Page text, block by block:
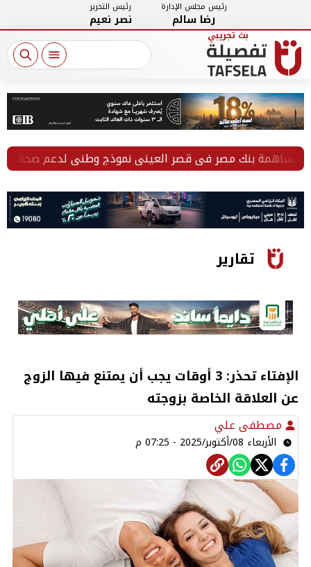
رئيس مجلس الإدارة
رضا سالم
رئيس التحرير
نصر نعيم
بنك مصر في قصر العيني نموذج وطني لدعم صحة
تقارير
الإفتاء تحذر: 3 أوقات يجب أن يمتنع فيها الزوج
عن العلاقة الخاصة بزوجته
مصطفى علي
الأربعاء 08/أكتوبر/2025 - 07:25 م